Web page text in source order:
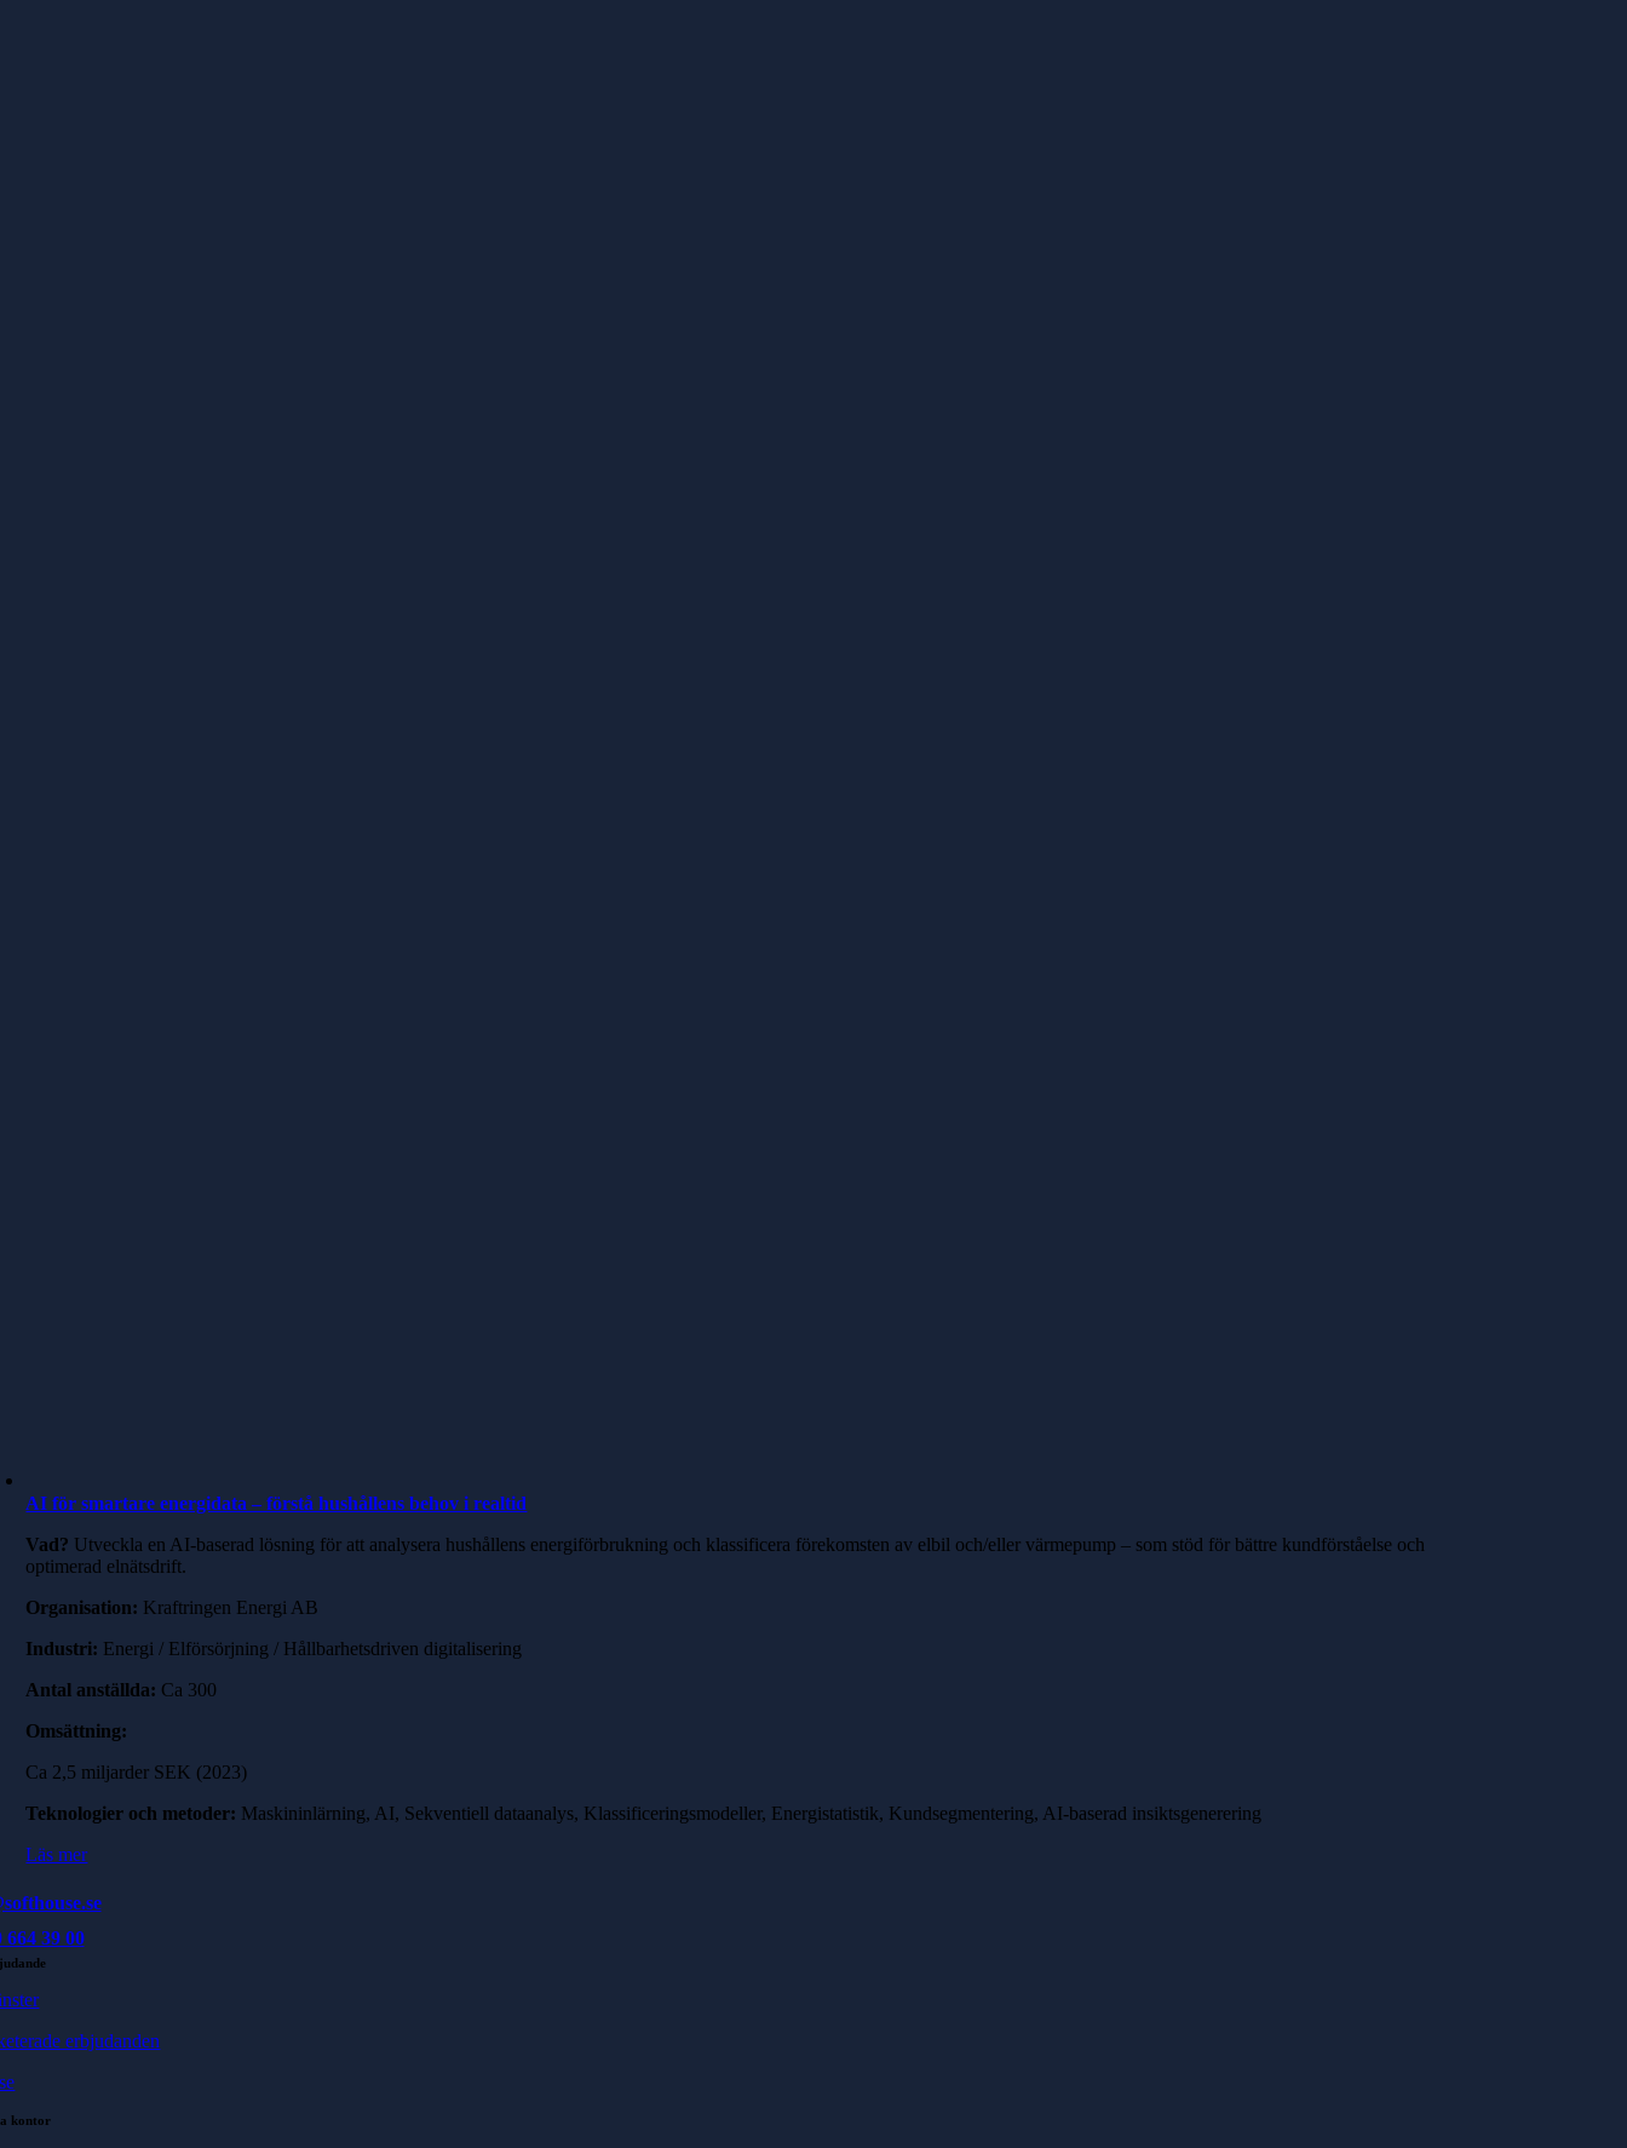
AI för smartare energidata – förstå hushållens behov i realtid
Vad? Utveckla en AI-baserad lösning för att analysera hushållens energiförbrukning och klassificera förekomsten av elbil och/eller värmepump – som stöd för bättre kundförståelse och
optimerad elnätsdrift.
Organisation: Kraftringen Energi AB
Industri: Energi / Elförsörjning / Hållbarhetsdriven digitalisering
Antal anställda: Ca 300
Omsättning:
Ca 2,5 miljarder SEK (2023)
Teknologier och metoder: Maskininlärning, AI, Sekventiell dataanalys, Klassificeringsmodeller, Energistatistik, Kundsegmentering, AI-baserad insiktsgenerering
Läs mer
664 39 00
erbjudanden
kontor